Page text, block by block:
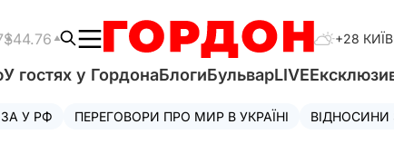
$44.76 +28 КИЇВ
У гостях у ГордонаБлогиБульварLIVE
У РФ ПЕРЕГОВОРИ ПРО МИР В УКРАЇНІ